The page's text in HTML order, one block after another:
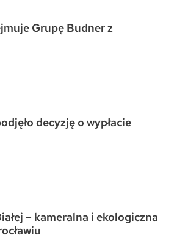
Grupę Budner z
decyzję o wypłacie
– kameralna i ekologiczna